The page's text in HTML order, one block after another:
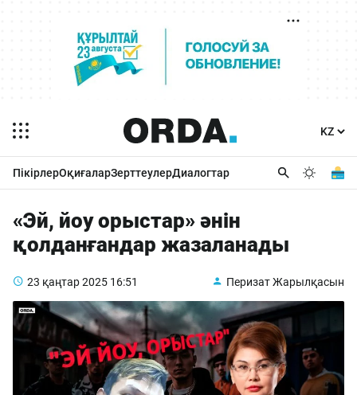
ПікірлерОқиғаларЗерттеулерДиалогтар
«Эй, йоу орыстар» әнін
қолданғандар жазаланады
23 қаңтар 2025 16:51 Перизат Жарылқасын